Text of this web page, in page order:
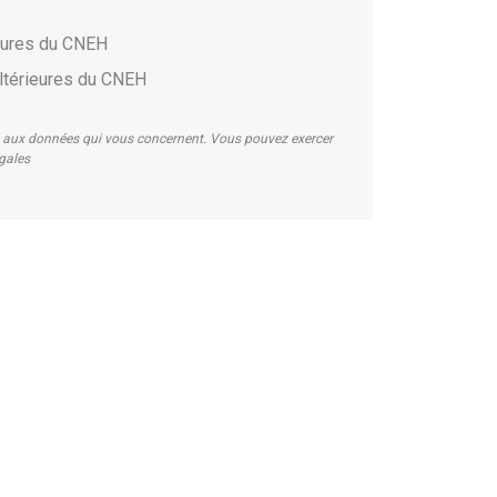
du CNEH
du CNEH
données qui vous concernent. Vous pouvez exercer